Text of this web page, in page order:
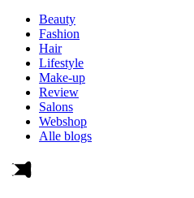
Beauty
Fashion
Hair
Lifestyle
Make-up
Review
Salons
Webshop
Alle blogs